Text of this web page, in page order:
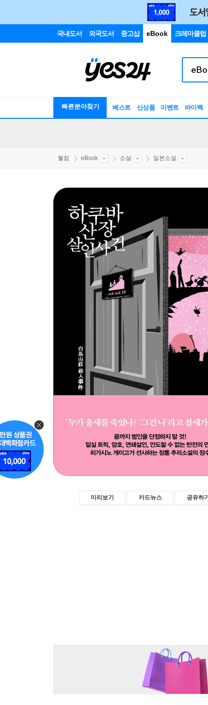
국내도서 외국도서 중고샵 eBook 크레마클럽
빠른분야찾기 베스트 신상품 이벤트 바이백
웰컴 eBook 소설 일본소설
미리보기 카드뉴스 공유하기